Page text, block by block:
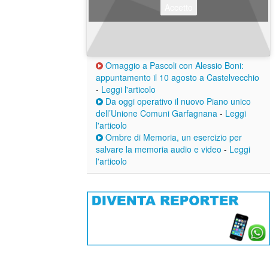
Omaggio a Pascoli con Alessio Boni:
appuntamento il 10 agosto a Castelvecchio
- Leggi l'articolo
Da oggi operativo il nuovo Piano unico
dell’Unione Comuni Garfagnana - Leggi
l'articolo
Ombre di Memoria, un esercizio per
salvare la memoria audio e video - Leggi
l'articolo